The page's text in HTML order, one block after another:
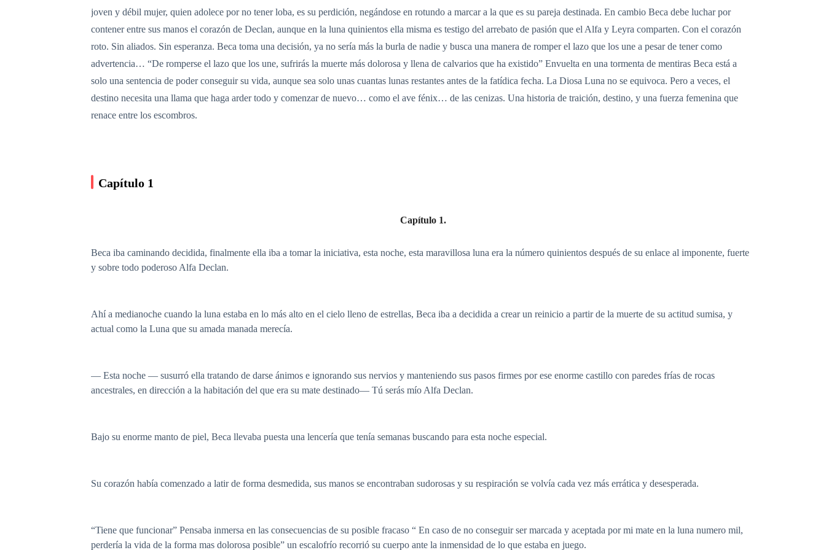
joven y débil mujer, quien adolece por no tener loba, es su perdición, negándose en rotundo a marcar a la que es su pareja destinada. En cambio Beca debe luchar por
contener entre sus manos el corazón de Declan, aunque en la luna quinientos ella misma es testigo del arrebato de pasión que el Alfa y Leyra comparten. Con el corazón
roto. Sin aliados. Sin esperanza. Beca toma una decisión, ya no sería más la burla de nadie y busca una manera de romper el lazo que los une a pesar de tener como
advertencia… “De romperse el lazo que los une, sufrirás la muerte más dolorosa y llena de calvarios que ha existido” Envuelta en una tormenta de mentiras Beca está a
solo una sentencia de poder conseguir su vida, aunque sea solo unas cuantas lunas restantes antes de la fatídica fecha. La Diosa Luna no se equivoca. Pero a veces, el
destino necesita una llama que haga arder todo y comenzar de nuevo… como el ave fénix… de las cenizas. Una historia de traición, destino, y una fuerza femenina que
renace entre los escombros.
Capítulo 1
Capítulo 1.
Beca iba caminando decidida, finalmente ella iba a tomar la iniciativa, esta noche, esta maravillosa luna era la número quinientos después de su enlace al imponente, fuerte
y sobre todo poderoso Alfa Declan.
Ahí a medianoche cuando la luna estaba en lo más alto en el cielo lleno de estrellas, Beca iba a decidida a crear un reinicio a partir de la muerte de su actitud sumisa, y
actual como la Luna que su amada manada merecía.
— Esta noche — susurró ella tratando de darse ánimos e ignorando sus nervios y manteniendo sus pasos firmes por ese enorme castillo con paredes frías de rocas
ancestrales, en dirección a la habitación del que era su mate destinado— Tú serás mío Alfa Declan.
Bajo su enorme manto de piel, Beca llevaba puesta una lencería que tenía semanas buscando para esta noche especial.
Su corazón había comenzado a latir de forma desmedida, sus manos se encontraban sudorosas y su respiración se volvía cada vez más errática y desesperada.
“Tiene que funcionar” Pensaba inmersa en las consecuencias de su posible fracaso “ En caso de no conseguir ser marcada y aceptada por mi mate en la luna numero mil,
perdería la vida de la forma mas dolorosa posible” un escalofrío recorrió su cuerpo ante la inmensidad de lo que estaba en juego.